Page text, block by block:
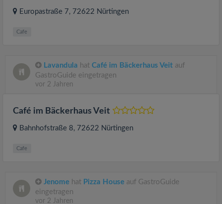
Europastraße 7, 72622 Nürtingen
Cafe
Lavandula hat Café im Bäckerhaus Veit auf
GastroGuide eingetragen
vor 2 Jahren
Café im Bäckerhaus Veit
Bahnhofstraße 8, 72622 Nürtingen
Cafe
Jenome hat Pizza House auf GastroGuide
eingetragen
vor 2 Jahren